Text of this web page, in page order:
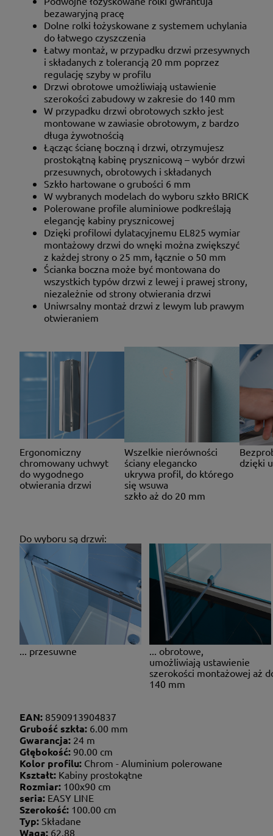
bezawaryjną pracę
Dolne rolki łożyskowane z systemem uchylania
do łatwego czyszczenia
Łatwy montaż, w przypadku drzwi przesywnych
i składanych z tolerancją 20 mm poprzez
regulację szyby w profilu
Drzwi obrotowe umożliwiają ustawienie
szerokości zabudowy w zakresie do 140 mm
W przypadku drzwi obrotowych szkło jest
montowane w zawiasie obrotowym, z bardzo
długa żywotnością
Łącząc ścianę boczną i drzwi, otrzymujesz
prostokątną kabinę prysznicową – wybór drzwi
przesuwnych, obrotowych i składanych
Szkło hartowane o grubości 6 mm
W wybranych modelach do wyboru szkło BRICK
Polerowane profile aluminiowe podkreślają
elegancję kabiny prysznicowej
Dzięki profilowi dylatacyjnemu EL825 wymiar
montażowy drzwi do wnęki można zwiększyć
z każdej strony o 25 mm, łącznie o 50 mm
Ścianka boczna może być montowana do
wszystkich typów drzwi z lewej i prawej strony,
niezależnie od strony otwierania drzwi
Uniwrsalny montaż drzwi z lewym lub prawym
otwieraniem
Ergonomiczny
chromowany uchwyt
do wygodnego
otwierania drzwi
Wszelkie nierówności
ściany elegancko
ukrywa profil, do którego
się wsuwa
szkło aż do 20 mm
dzięki
Do wyboru są drzwi:
... przesuwne
... obrotowe,
umożliwiają ustawienie
szerokości montażowej aż
140 mm
EAN: 8590913904837
Grubość szkła: 6.00 mm
Gwarancja: 24 m
Głębokość: 90.00 cm
Kolor profilu: Chrom - Aluminium polerowane
Kształt: Kabiny prostokątne
Rozmiar: 100x90 cm
seria: EASY LINE
Szerokość: 100.00 cm
Typ: Składane
Waga: 62.88